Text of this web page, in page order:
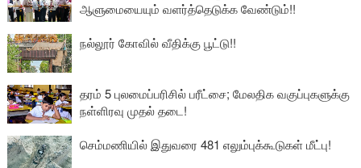
ஆளுமையையும் வளர்த்தெடுக்க வேண்டும்!!
நல்லூர் கோவில் வீதிக்கு பூட்டு!!
தரம் 5 புலமைப்பரிசில் பரீட்சை; மேலதிக வகுப்புகளுக்கு
நள்ளிரவு முதல் தடை!
செம்மணியில் இதுவரை 481 எலும்புக்கூடுகள் மீட்பு!